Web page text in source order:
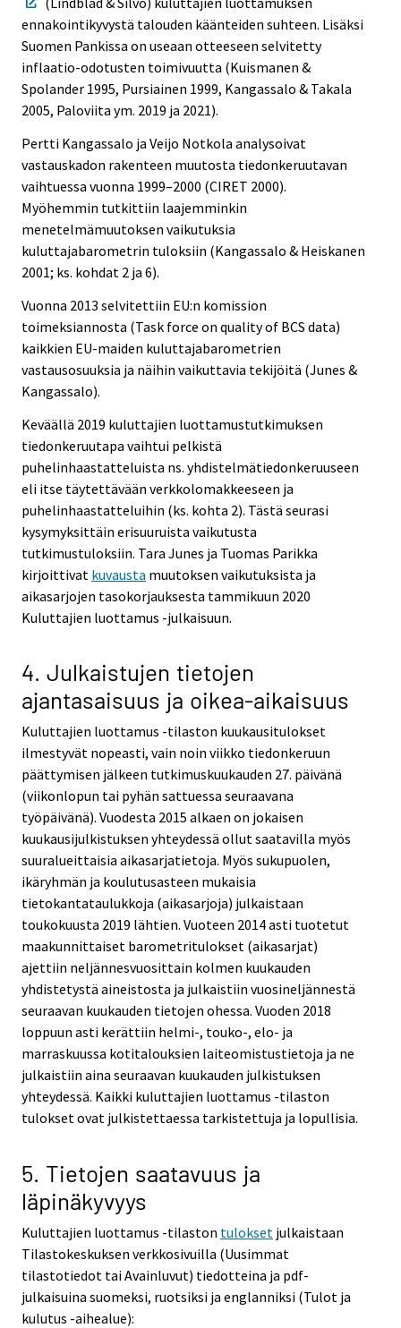
ennakointikyvystä talouden käänteiden suhteen. Lisäksi
Suomen Pankissa on useaan otteeseen selvitetty
inflaatio-odotusten toimivuutta (Kuismanen &
Spolander 1995, Pursiainen 1999, Kangassalo & Takala
2005, Paloviita ym. 2019 ja 2021).
Pertti Kangassalo ja Veijo Notkola analysoivat
vastauskadon rakenteen muutosta tiedonkeruutavan
vaihtuessa vuonna 1999–2000 (CIRET 2000).
Myöhemmin tutkittiin laajemminkin
menetelmämuutoksen vaikutuksia
kuluttajabarometrin tuloksiin (Kangassalo & Heiskanen
2001; ks. kohdat 2 ja 6).
Vuonna 2013 selvitettiin EU:n komission
toimeksiannosta (Task force on quality of BCS data)
kaikkien EU-maiden kuluttajabarometrien
vastausosuuksia ja näihin vaikuttavia tekijöitä (Junes &
Kangassalo).
Keväällä 2019 kuluttajien luottamustutkimuksen
tiedonkeruutapa vaihtui pelkistä
puhelinhaastatteluista ns. yhdistelmätiedonkeruuseen
eli itse täytettävään verkkolomakkeeseen ja
puhelinhaastatteluihin (ks. kohta 2). Tästä seurasi
kysymyksittäin erisuuruista vaikutusta
tutkimustuloksiin. Tara Junes ja Tuomas Parikka
kirjoittivat kuvausta muutoksen vaikutuksista ja
aikasarjojen tasokorjauksesta tammikuun 2020
Kuluttajien luottamus -julkaisuun.
4. Julkaistujen tietojen
ajantasaisuus ja oikea-aikaisuus
Kuluttajien luottamus -tilaston kuukausitulokset
ilmestyvät nopeasti, vain noin viikko tiedonkeruun
päättymisen jälkeen tutkimuskuukauden 27. päivänä
(viikonlopun tai pyhän sattuessa seuraavana
työpäivänä). Vuodesta 2015 alkaen on jokaisen
kuukausijulkistuksen yhteydessä ollut saatavilla myös
suuralueittaisia aikasarjatietoja. Myös sukupuolen,
ikäryhmän ja koulutusasteen mukaisia
tietokantataulukkoja (aikasarjoja) julkaistaan
toukokuusta 2019 lähtien. Vuoteen 2014 asti tuotetut
maakunnittaiset barometritulokset (aikasarjat)
ajettiin neljännesvuosittain kolmen kuukauden
yhdistetystä aineistosta ja julkaistiin vuosineljännestä
seuraavan kuukauden tietojen ohessa. Vuoden 2018
loppuun asti kerättiin helmi-, touko-, elo- ja
marraskuussa kotitalouksien laiteomistustietoja ja ne
julkaistiin aina seuraavan kuukauden julkistuksen
yhteydessä. Kaikki kuluttajien luottamus -tilaston
tulokset ovat julkistettaessa tarkistettuja ja lopullisia.
5. Tietojen saatavuus ja
läpinäkyvyys
Kuluttajien luottamus -tilaston tulokset julkaistaan
Tilastokeskuksen verkkosivuilla (Uusimmat
tilastotiedot tai Avainluvut) tiedotteina ja pdf-
julkaisuina suomeksi, ruotsiksi ja englanniksi (Tulot ja
kulutus -aihealue):